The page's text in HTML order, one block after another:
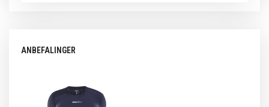
ANBEFALINGER